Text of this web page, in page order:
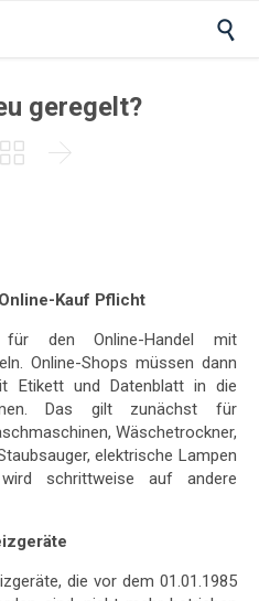

geregelt?
 
Kauf Pflicht
den Online-Handel mit
Online-Shops müssen dann
Etikett und Datenblatt in die
Das gilt zunächst für
Wäschetrockner,
elektrische Lampen
schrittweise auf andere
die vor dem 01.01.1985